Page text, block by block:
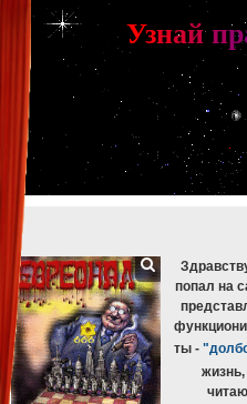
[phpBB Debug] PHP Warning : in file [ROOT]/
mysqli_fetch_assoc(): Couldn't fetch
[phpBB Debug] PHP Warning: in file[ROOT]/
mysqli_free_result(): Couldn't fetch
[phpBB Debug] PHP Warning
[ROOT]/
mysqli_fetch_assoc(): Couldn't fetch
[phpBB Debug] PHP Warning
: in file [ROOT]/
mysqli_free_result(): Couldn't fetch
[phpBB Debug] PHP Warning: in file [ROOT]/
mysqli_fetch_assoc(): Couldn't fetch
[phpBB Debug] PHP Warning
[ROOT]/
mysqli_free_result(): Couldn't fetch
[phpBB Debug] PHP Warning
: in file [ROOT]/
mysqli_fetch_assoc(): Couldn't fetch
[phpBB Debug] PHP Warning
[ROOT]/
mysqli_free_result(): Couldn't fetch
Узнай пр
попал на
ты -
жизнь,